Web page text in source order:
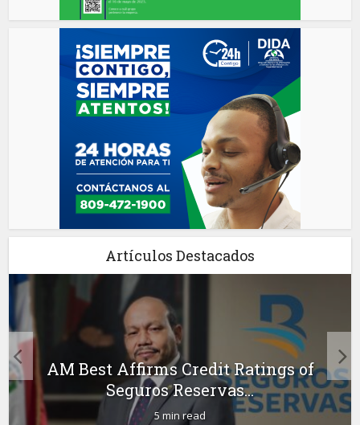
Artículos Destacados
AM Best Affirms Credit Ratings of
Seguros Reservas...
5 min read